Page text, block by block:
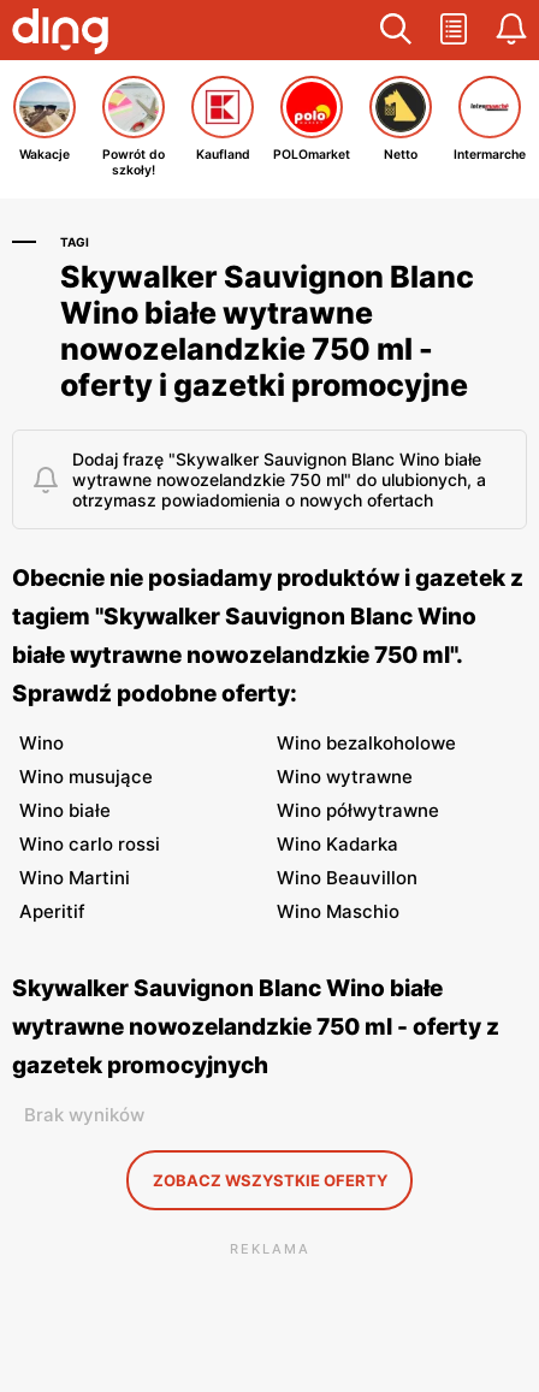
Wakacje
Powrót do
szkoły!
Kaufland POLOmarket Netto Intermarche
TAGI
Skywalker Sauvignon Blanc
Wino białe wytrawne
nowozelandzkie 750 ml -
oferty i gazetki promocyjne
Dodaj frazę "Skywalker Sauvignon Blanc Wino białe
wytrawne nowozelandzkie 750 ml" do ulubionych, a
otrzymasz powiadomienia o nowych ofertach
Obecnie nie posiadamy produktów i gazetek z
tagiem "Skywalker Sauvignon Blanc Wino
białe wytrawne nowozelandzkie 750 ml".
Sprawdź podobne oferty:
Wino
Wino bezalkoholowe
Wino musujące
Wino wytrawne
Wino białe
Wino półwytrawne
Wino carlo rossi
Wino Kadarka
Wino Martini
Wino Beauvillon
Aperitif
Wino Maschio
Skywalker Sauvignon Blanc Wino białe
wytrawne nowozelandzkie 750 ml - oferty z
gazetek promocyjnych
Brak wyników
ZOBACZ WSZYSTKIE OFERTY
REKLAMA